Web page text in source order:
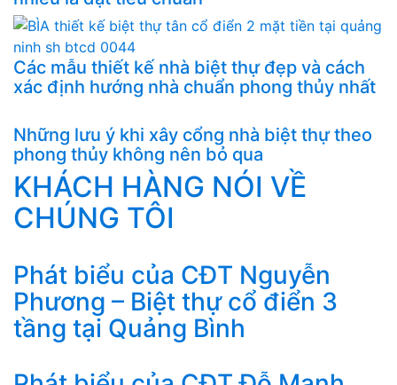
Các mẫu thiết kế nhà biệt thự đẹp và cách
xác định hướng nhà chuẩn phong thủy nhất
Những lưu ý khi xây cổng nhà biệt thự theo
phong thủy không nên bỏ qua
KHÁCH HÀNG NÓI VỀ
CHÚNG TÔI
Phát biểu của CĐT Nguyễn
Phương – Biệt thự cổ điển 3
tầng tại Quảng Bình